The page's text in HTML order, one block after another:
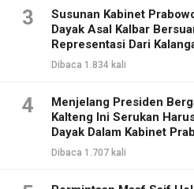
3
Susunan Kabinet
Dayak Asal Kalbar
Representasi Dari
Dibaca 1.834 kali
4
Menjelang Presiden
Kalteng Ini Serukan
Dayak Dalam Kabinet
Dibaca 1.707 kali